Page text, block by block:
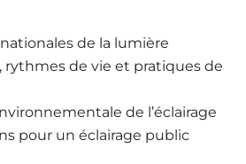
de la lumière
rythmes de vie et pratiques de
de l’éclairage
pour un éclairage public